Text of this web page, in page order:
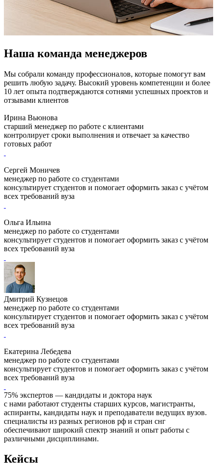
Наша команда менеджеров
Мы собрали команду профессионалов, которые помогут вам
решить любую задачу. Высокий уровень компетенции и более
10 лет опыта подтверждаются сотнями успешных проектов и
отзывами клиентов
Ирина Вьюнова
старший менеджер по работе с клиентами
контролирует сроки выполнения и отвечает за качество
готовых работ
Сергей Моничев
менеджер по работе со студентами
консультирует студентов и помогает оформить заказ с учётом
всех требований вуза
Ольга Ильина
менеджер по работе со студентами
консультирует студентов и помогает оформить заказ с учётом
всех требований вуза
Дмитрий Кузнецов
менеджер по работе со студентами
консультирует студентов и помогает оформить заказ с учётом
всех требований вуза
Екатерина Лебедева
менеджер по работе со студентами
консультирует студентов и помогает оформить заказ с учётом
всех требований вуза
75% экспертов — кандидаты и доктора наук
с нами работают студенты старших курсов, магистранты,
аспиранты, кандидаты наук и преподаватели ведущих вузов.
специалисты из разных регионов рф и стран снг
обеспечивают широкий спектр знаний и опыт работы с
различными дисциплинами.
Кейсы